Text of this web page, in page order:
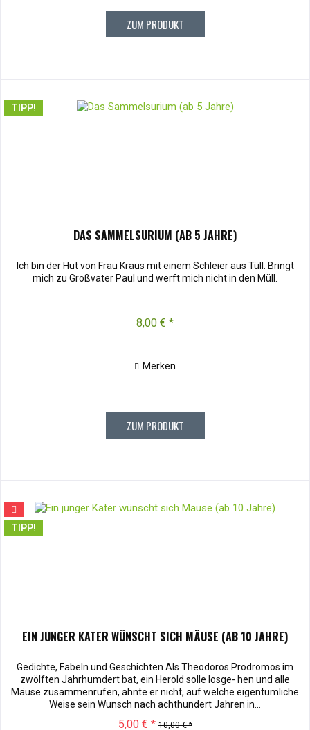
ZUM PRODUKT
TIPP!
DAS SAMMELSURIUM (AB 5 JAHRE)
Ich bin der Hut von Frau Kraus mit einem Schleier aus Tüll. Bringt
mich zu Großvater Paul und werft mich nicht in den Müll.
8,00 € *
Merken
ZUM PRODUKT
TIPP!
EIN JUNGER KATER WÜNSCHT SICH MÄUSE (AB 10 JAHRE)
Gedichte, Fabeln und Geschichten Als Theodoros Prodromos im
zwölften Jahrhumdert bat, ein Herold solle losge- hen und alle
Mäuse zusammenrufen, ahnte er nicht, auf welche eigentümliche
Weise sein Wunsch nach achthundert Jahren in...
5,00 € * 10,00 € *